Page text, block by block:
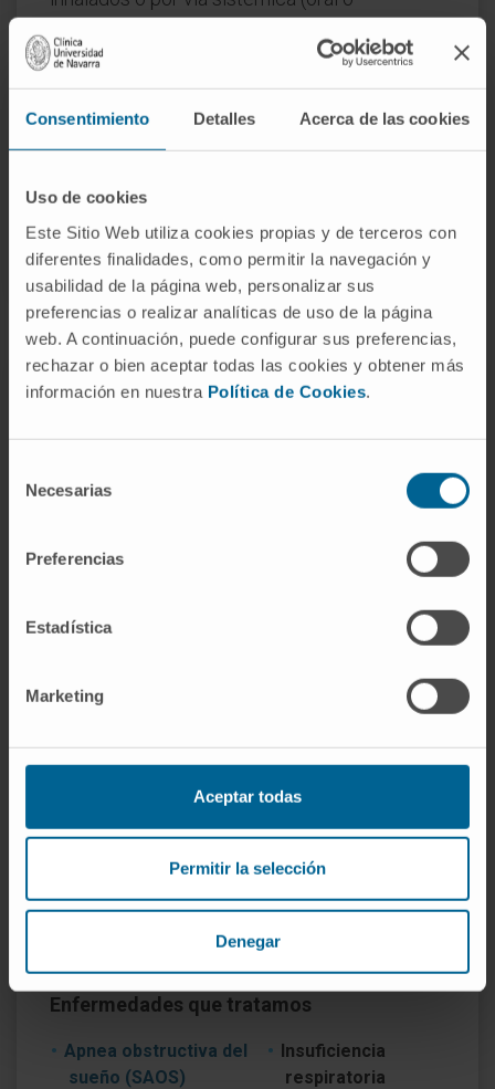
Consentimiento Detalles Acerca de las cookies
Uso de cookies
Este Sitio Web utiliza cookies propias y de terceros con
diferentes finalidades, como permitir la navegación y
usabilidad de la página web, personalizar sus
preferencias o realizar analíticas de uso de la página
web. A continuación, puede configurar sus preferencias,
rechazar o bien aceptar todas las cookies y obtener más
información en nuestra Política de Cookies.
Necesarias
Preferencias
Estadística
Marketing
Aceptar todas
Permitir la selección
Denegar
En esos casos, la fisioterapia respiratoria para
El Departamento de
Neumología
Navarra
Departamento cuenta con más de 15 años de
tabáquica y de detección precoz del cáncer
recibido formación en centros punteros del
mundo, incluyendo centros de Estados
Unidos, y tienen amplia experiencia en el
diagnóstico y tratamiento de todas las
Enfermedades que tratamos
Apnea obstructiva del
sueño (SAOS)
Insuficiencia
respiratoria